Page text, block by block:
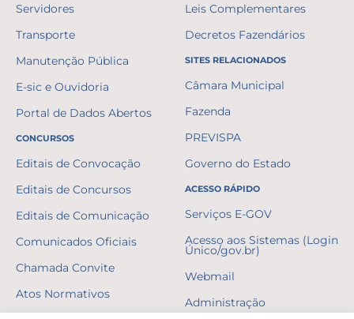
Servidores
Transporte
Manutenção Pública
E-sic e Ouvidoria
Portal de Dados Abertos
CONCURSOS
Editais de Convocação
Editais de Concursos
Editais de Comunicação
Comunicados Oficiais
Chamada Convite
Atos Normativos
Leis Complementares
Decretos Fazendários
SITES RELACIONADOS
Câmara Municipal
Fazenda
PREVISPA
Governo do Estado
ACESSO RÁPIDO
Serviços E-GOV
Acesso aos Sistemas (Login
Único/gov.br)
Webmail
Administração